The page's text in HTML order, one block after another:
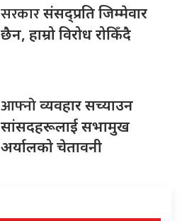
सरकारसंसद्‍प्रति जिम्मेवार
छैन, हाम्रो विरोध रोकिँदै
आफ्नोव्यवहार सच्याउन
सांसदहरूलाई सभामुख
अर्यालको चेतावनी